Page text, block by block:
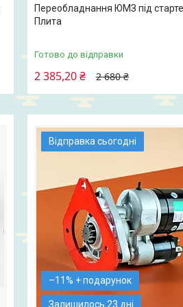
Переобладнання ЮМЗ під
Плита
Готово до відправки
2 680 ₴
2 385,20 ₴
Відправка сьогодні
–11%
Залишилось 23 дні